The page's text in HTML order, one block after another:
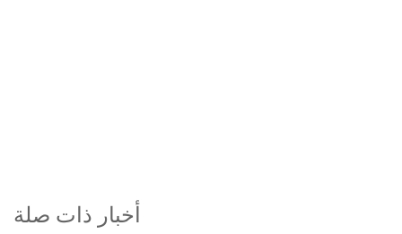
أخبار ذات صلة